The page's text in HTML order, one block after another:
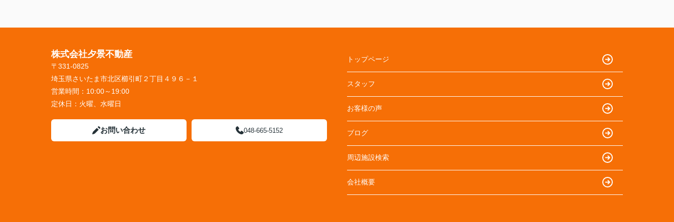
株式会社夕景不動産
〒331-0825
埼玉県さいたま市北区櫛引町２丁目４９６－１
営業時間： 10:00～19:00
定休日： 火曜、水曜日
お問い合わせ 048-665-5152
トップページ
スタッフ
お客様の声
ブログ
周辺施設検索
会社概要